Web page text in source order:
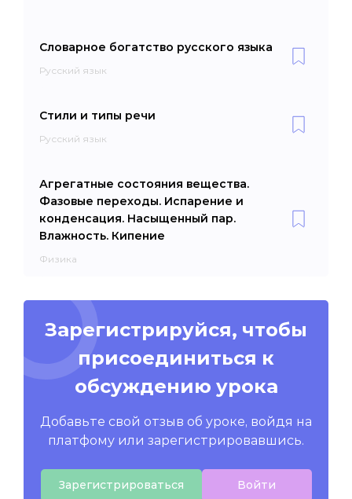
Словарное богатство русского языка
Русский язык
Стили и типы речи
Русский язык
Агрегатные состояния вещества.
Фазовые переходы. Испарение и
конденсация. Насыщенный пар.
Влажность. Кипение
Физика
Зарегистрируйся, чтобы
присоединиться к
обсуждению урока
Добавьте свой отзыв об уроке, войдя на
платфому или зарегистрировавшись.
Зарегистрироваться Войти